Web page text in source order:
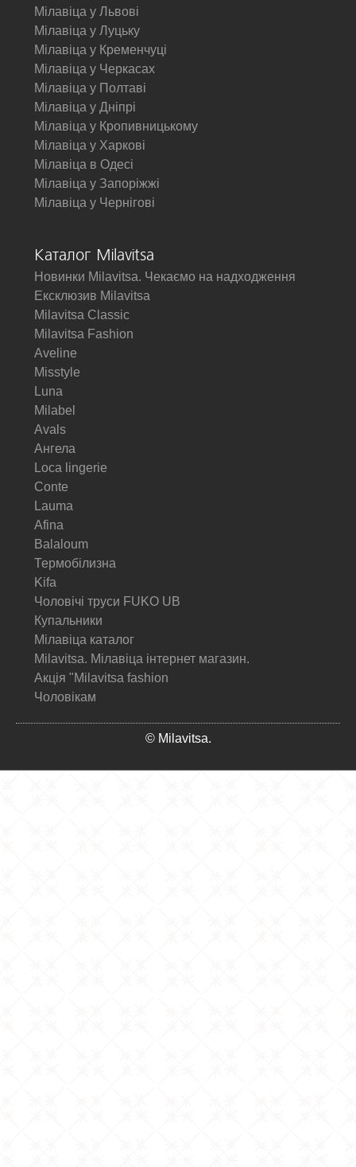
Мілавіца у Львові
Мілавіца у Луцьку
Мілавіца у Кременчуці
Мілавіца у Черкасах
Мілавіца у Полтаві
Мілавіца у Дніпрі
Мілавіца у Кропивницькому
Мілавіца у Харкові
Мілавіца в Одесі
Мілавіца у Запоріжжі
Мілавіца у Чернігові
Каталог Milavitsa
Новинки Milavitsa. Чекаємо на надходження
Ексклюзив Milavitsa
Milavitsa Classic
Milavitsa Fashion
Aveline
Misstyle
Luna
Milabel
Avals
Ангела
Loca lingerie
Conte
Lauma
Afina
Balaloum
Термобілизна
Kifa
Чоловічі труси FUKO UB
Купальники
Мілавіца каталог
Milavitsa. Мілавіца інтернет магазин.
Акція "Milavitsa fashion
Чоловікам
© Milavitsa.